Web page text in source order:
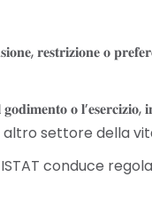
𝐨
𝐨 𝐥’𝐞𝐬𝐞𝐫𝐜𝐢𝐳𝐢𝐨,
altro settore della
conduce